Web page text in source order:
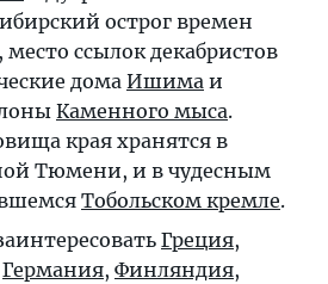
острог времен
, место ссылок декабристов
дома Ишима и
Каменного мыса.
края хранятся в
Тюмени, и в чудесным
Тобольском кремле.
Греция,
Германия, Финляндия,